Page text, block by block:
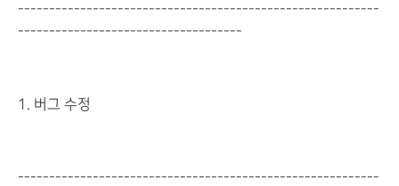
----------------------------------------------------------
------------------------------------
1. 버그 수정
----------------------------------------------------------